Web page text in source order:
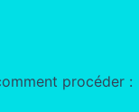
procéder :